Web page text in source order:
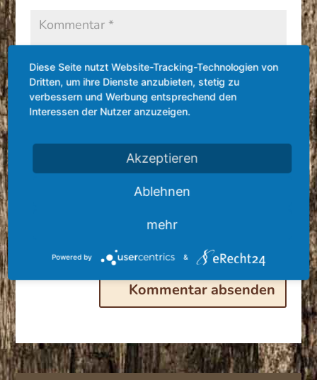
Diese Seite nutzt Website-Tracking-Technologien von
Dritten, um ihre Dienste anzubieten, stetig zu
verbessern und Werbung entsprechend den
Interessen der Nutzer anzuzeigen.
Akzeptieren
Ablehnen
mehr
Powered by &